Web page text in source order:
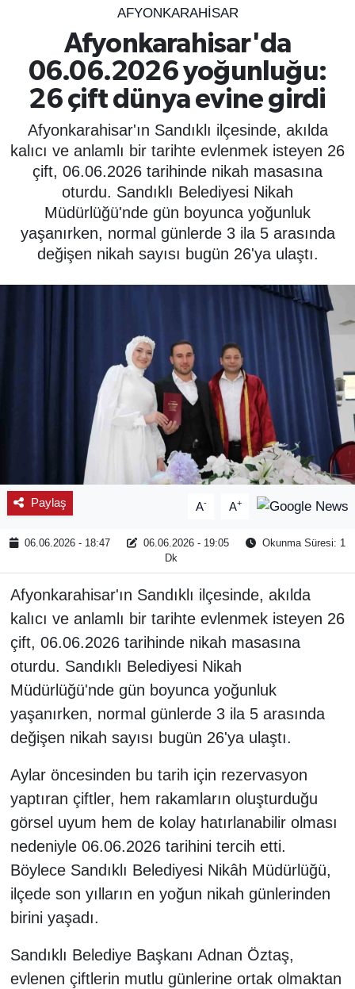
AFYONKARAHISAR
Afyonkarahisar'da
06.06.2026 yoğunluğu:
26 çift dünya evine girdi
Afyonkarahisar'ın Sandıklı ilçesinde, akılda
kalıcı ve anlamlı bir tarihte evlenmek isteyen 26
çift, 06.06.2026 tarihinde nikah masasına
oturdu. Sandıklı Belediyesi Nikah
Müdürlüğü'nde gün boyunca yoğunluk
yaşanırken, normal günlerde 3 ila 5 arasında
değişen nikah sayısı bugün 26'ya ulaştı.
Paylaş A- A+
06.06.2026 - 18:47 06.06.2026 - 19:05
Okunma Süresi: 1
Dk
Afyonkarahisar'ın Sandıklı ilçesinde, akılda
kalıcı ve anlamlı bir tarihte evlenmek isteyen 26
çift, 06.06.2026 tarihinde nikah masasına
oturdu. Sandıklı Belediyesi Nikah
Müdürlüğü'nde gün boyunca yoğunluk
yaşanırken, normal günlerde 3 ila 5 arasında
değişen nikah sayısı bugün 26'ya ulaştı.
Aylar öncesinden bu tarih için rezervasyon
yaptıran çiftler, hem rakamların oluşturduğu
görsel uyum hem de kolay hatırlanabilir olması
nedeniyle 06.06.2026 tarihini tercih etti.
Böylece Sandıklı Belediyesi Nikâh Müdürlüğü,
ilçede son yılların en yoğun nikah günlerinden
birini yaşadı.
Sandıklı Belediye Başkanı Adnan Öztaş,
evlenen çiftlerin mutlu günlerine ortak olmaktan
ÇEVRE
YAŞAM
BİLİM - TEKNOLOJİ
KADIN
KÜLTÜR SANAT